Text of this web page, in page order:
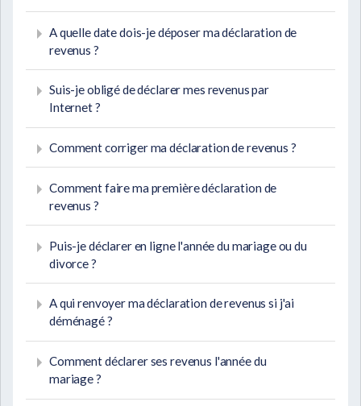
A quelle date dois-je déposer ma déclaration de
revenus ?
Suis-je obligé de déclarer mes revenus par
Internet ?
Comment corriger ma déclaration de revenus ?
Comment faire ma première déclaration de
revenus ?
Puis-je déclarer en ligne l'année du mariage ou du
divorce ?
A qui renvoyer ma déclaration de revenus si j'ai
déménagé ?
Comment déclarer ses revenus l'année du
mariage ?